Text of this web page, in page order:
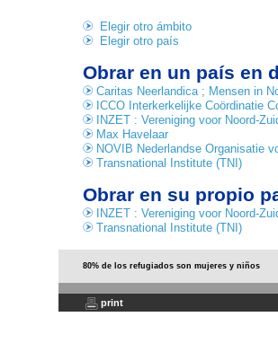
Elegir otro ámbito
Elegir otro país
Obrar en un país en
Caritas Neerlandica ; Mensen in
ICCO Interkerkelijke Coördinatie
INZET : Vereniging voor Noord-
Max Havelaar
NOVIB Nederlandse Organisatie
Transnational Institute (TNI)
Obrar en su propio
INZET : Vereniging voor Noord-
Transnational Institute (TNI)
80% de los refugiados son mujeres y niños
print